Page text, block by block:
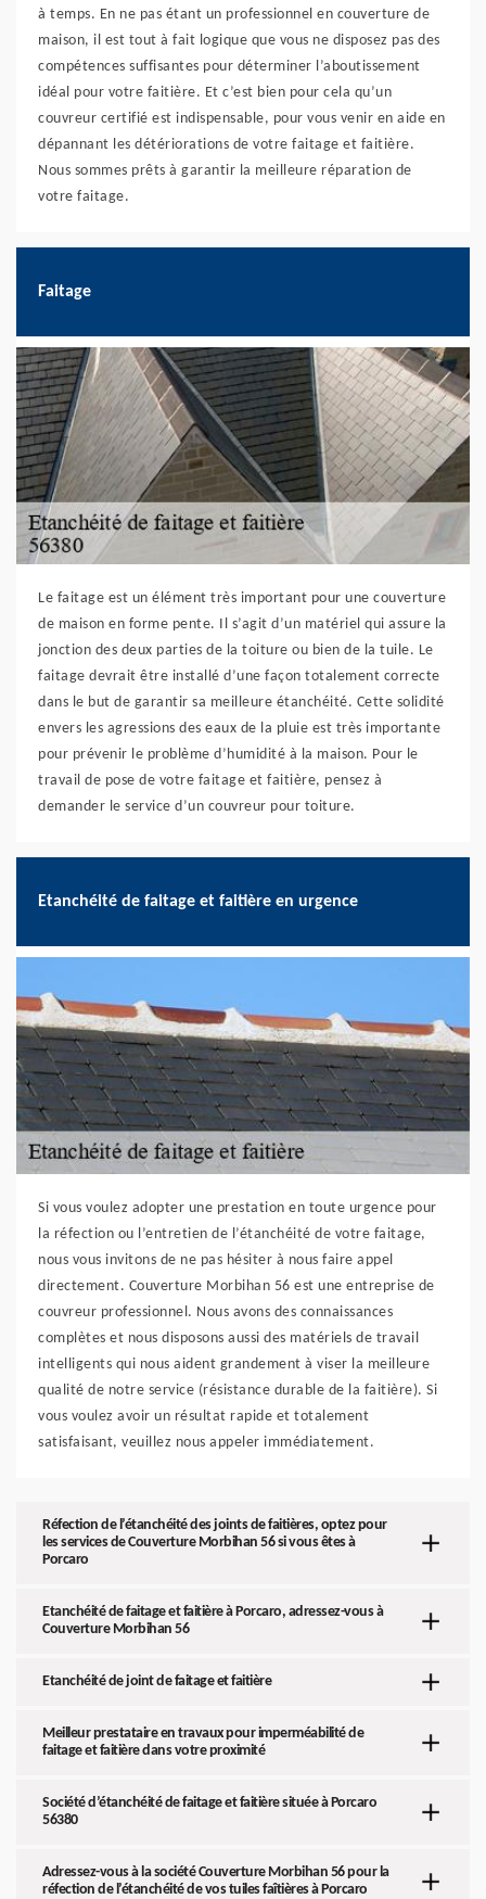
à temps. En ne pas étant un professionnel en couverture de
maison, il est tout à fait logique que vous ne disposez pas des
compétences suffisantes pour déterminer l’aboutissement
idéal pour votre faitière. Et c’est bien pour cela qu’un
couvreur certifié est indispensable, pour vous venir en aide en
dépannant les détériorations de votre faitage et faitière.
Nous sommes prêts à garantir la meilleure réparation de
votre faitage.
Faitage
Le faitage est un élément très important pour une couverture
de maison en forme pente. Il s’agit d’un matériel qui assure la
jonction des deux parties de la toiture ou bien de la tuile. Le
faitage devrait être installé d’une façon totalement correcte
dans le but de garantir sa meilleure étanchéité. Cette solidité
envers les agressions des eaux de la pluie est très importante
pour prévenir le problème d’humidité à la maison. Pour le
travail de pose de votre faitage et faitière, pensez à
demander le service d’un couvreur pour toiture.
Etanchéité de faitage et faitière en urgence
Si vous voulez adopter une prestation en toute urgence pour
la réfection ou l’entretien de l’étanchéité de votre faitage,
nous vous invitons de ne pas hésiter à nous faire appel
directement. Couverture Morbihan 56 est une entreprise de
couvreur professionnel. Nous avons des connaissances
complètes et nous disposons aussi des matériels de travail
intelligents qui nous aident grandement à viser la meilleure
qualité de notre service (résistance durable de la faitière). Si
vous voulez avoir un résultat rapide et totalement
satisfaisant, veuillez nous appeler immédiatement.
Réfection de l’étanchéité des joints de faitières, optez pour
les services de Couverture Morbihan 56 si vous êtes à
Porcaro
Etanchéité de faitage et faitière à Porcaro, adressez-vous à
Couverture Morbihan 56
Etanchéité de joint de faitage et faitière
Meilleur prestataire en travaux pour imperméabilité de
faitage et faitière dans votre proximité
Société d’étanchéité de faitage et faitière située à Porcaro
56380
Adressez-vous à la société Couverture Morbihan 56 pour la
réfection de l’étanchéité de vos tuiles faîtières à Porcaro